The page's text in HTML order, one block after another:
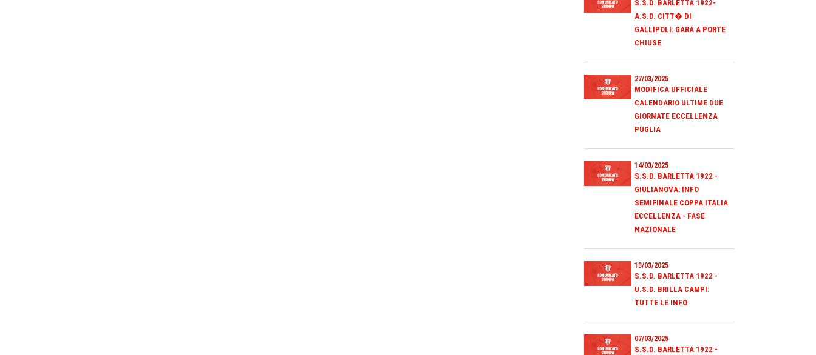
S.S.D. BARLETTA 1922-
A.S.D. CITT� DI
GALLIPOLI: GARA A PORTE
CHIUSE
27/03/2025
MODIFICA UFFICIALE
CALENDARIO ULTIME DUE
GIORNATE ECCELLENZA
PUGLIA
14/03/2025
S.S.D. BARLETTA 1922 -
GIULIANOVA: INFO
SEMIFINALE COPPA ITALIA
ECCELLENZA - FASE
NAZIONALE
13/03/2025
S.S.D. BARLETTA 1922 -
U.S.D. BRILLA CAMPI:
TUTTE LE INFO
07/03/2025
S.S.D. BARLETTA 1922 -